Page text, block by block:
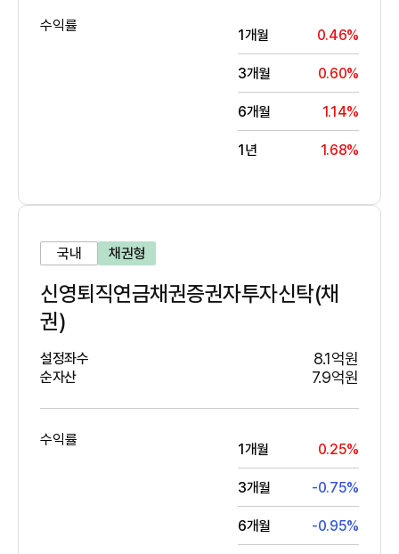
수익률
1개월 0.46%
3개월 0.60%
6개월 1.14%
1년 1.68%
국내 채권형
신영퇴직연금채권증권자투자신탁(채
권)
설정좌수 8.1억원
순자산 7.9억원
수익률
1개월 0.25%
3개월 -0.75%
6개월 -0.95%